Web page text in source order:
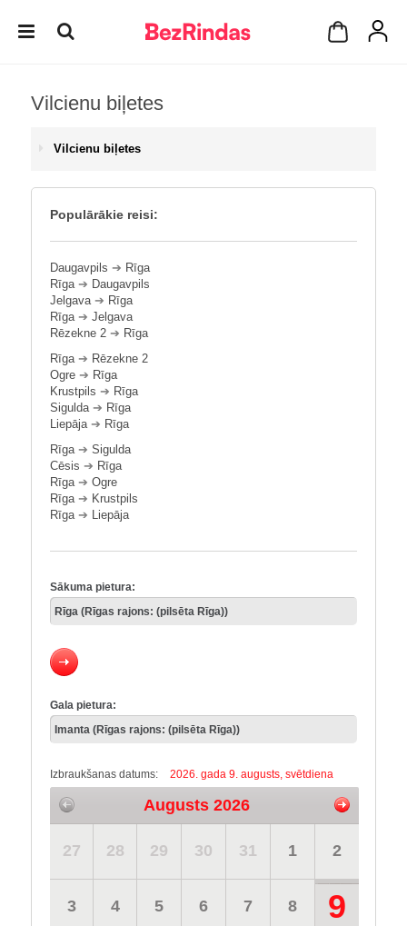
Vilcienu biļetes
Vilcienu biļetes
Populārākie reisi:
Daugavpils ➔ Rīga
Rīga➔ Daugavpils
Jelgava➔ Rīga
Rīga➔ Jelgava
Rēzekne 2 ➔ Rīga
Rīga➔ Rēzekne 2
Ogre ➔ Rīga
Krustpils ➔ Rīga
Sigulda➔ Rīga
Liepāja➔ Rīga
Rīga➔ Sigulda
Cēsis ➔ Rīga
Rīga➔ Ogre
Rīga➔ Krustpils
Rīga➔ Liepāja
Sākuma pietura:
Gala pietura:
Izbraukšanas datums: 2026. gada 9. augusts, svētdiena
Augusts 2026
27 28 29 30 31 1 2
3 4 5 6 7 8 9